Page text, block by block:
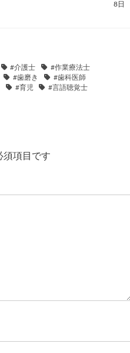
8日
#介護士
#作業療法士
#歯磨き
#歯科医師
#育児 #言語聴覚士
須項目です